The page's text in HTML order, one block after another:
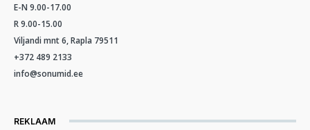
E-N 9.00-17.00
R 9.00-15.00
Viljandi mnt 6, Rapla 79511
+372 489 2133
info@sonumid.ee
REKLAAM